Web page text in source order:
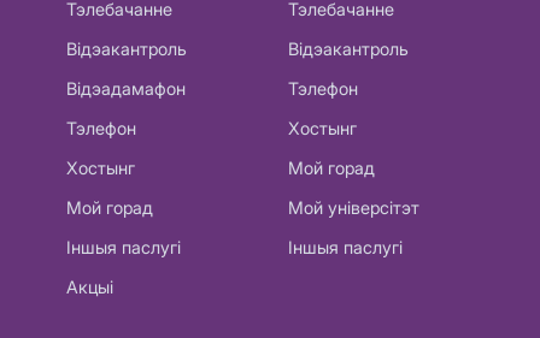
Тэлебачанне
Відэакантроль
Відэадамафон
Тэлефон
Хостынг
Мой горад
Іншыя паслугі
Акцыі
Тэлебачанне
Відэакантроль
Тэлефон
Хостынг
Мой горад
Мой універсітэт
Іншыя паслугі